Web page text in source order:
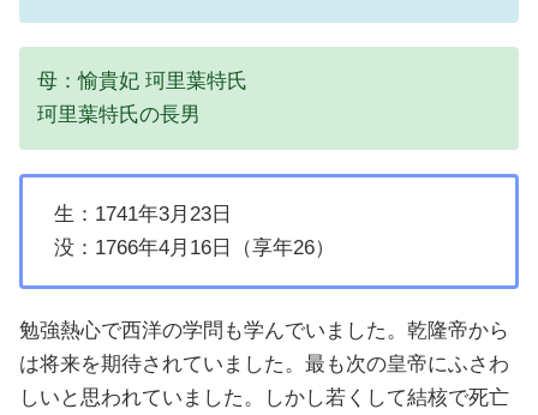
母：愉貴妃 珂里葉特氏
珂里葉特氏の長男
生：1741年3月23日
没：1766年4月16日（享年26）
勉強熱心で西洋の学問も学んでいました。乾隆帝から
は将来を期待されていました。最も次の皇帝にふさわ
しいと思われていました。しかし若くして結核で死亡